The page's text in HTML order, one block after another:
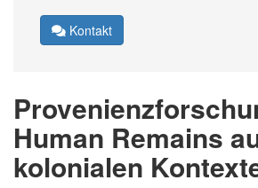
Kontakt
Human Remains
kolonialen